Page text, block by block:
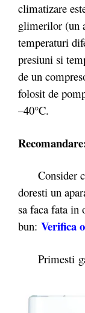
climatizare
glimerilor (un
temperaturi
presiuni si
de un
folosit de
–40°C.
Consider ca
doresti un
sa faca fata in
bun: Verifica
Primesti